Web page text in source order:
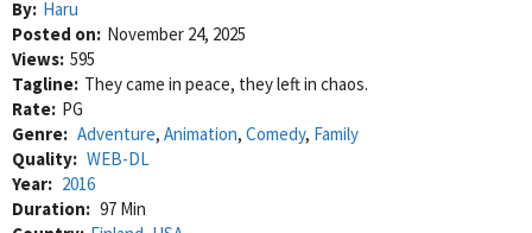
By: Haru
Posted on: November 24, 2025
Views: 595
Tagline: They came in peace, they left in chaos.
Rate: PG
Genre: Adventure, Animation, Comedy, Family
Quality: WEB-DL
Year: 2016
Duration: 97 Min